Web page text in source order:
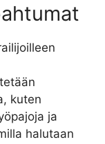
kuten
ja
halutaan